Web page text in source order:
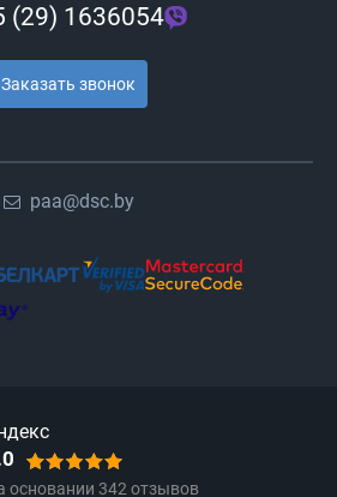
(29) 1636054
Заказать звонок
paa@dsc.by
основании 342 отзывов